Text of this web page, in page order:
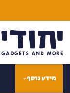
content
מידע נוסף